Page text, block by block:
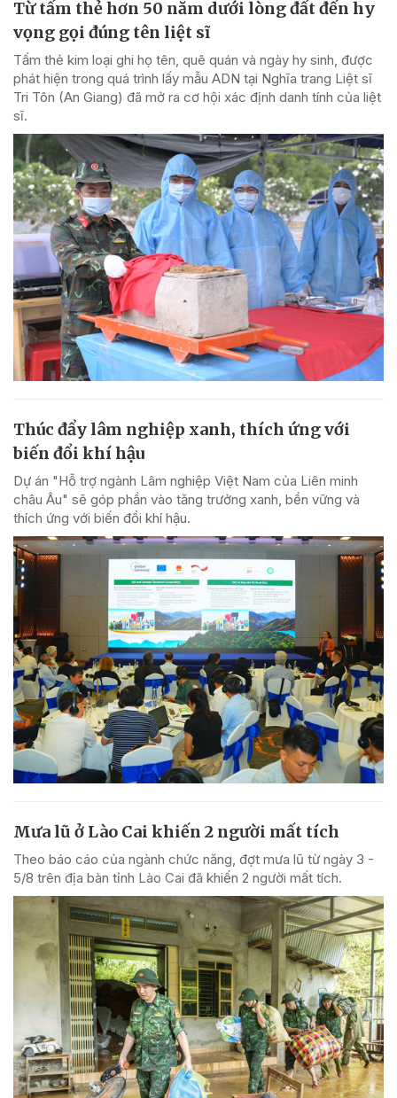
Từ tấm thẻ hơn 50 năm dưới lòng đất đến hy
vọng gọi đúng tên liệt sĩ
Tấm thẻ kim loại ghi họ tên, quê quán và ngày hy sinh, được
phát hiện trong quá trình lấy mẫu ADN tại Nghĩa trang Liệt sĩ
Tri Tôn (An Giang) đã mở ra cơ hội xác định danh tính của liệt
sĩ.
Thúc đẩy lâm nghiệp xanh, thích ứng với
biến đổi khí hậu
Dự án "Hỗ trợ ngành Lâm nghiệp Việt Nam của Liên minh
châu Âu" sẽ góp phần vào tăng trưởng xanh, bền vững và
thích ứng với biến đổi khí hậu.
Mưa lũ ở Lào Cai khiến 2 người mất tích
Theo báo cáo của ngành chức năng, đợt mưa lũ từ ngày 3 -
5/8 trên địa bàn tỉnh Lào Cai đã khiến 2 người mất tích.